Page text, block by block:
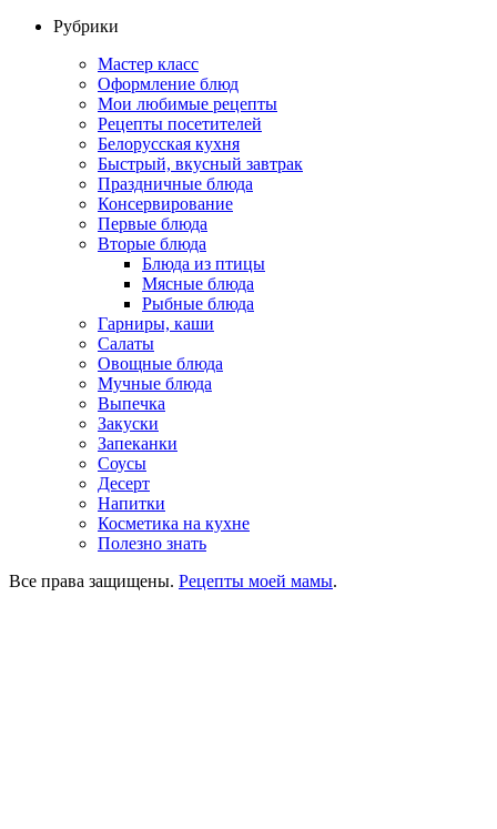
Рубрики
Мастер класс
Оформление блюд
Мои любимые рецепты
Рецепты посетителей
Белорусская кухня
Быстрый, вкусный завтрак
Праздничные блюда
Консервирование
Первые блюда
Вторые блюда
Блюда из птицы
Мясные блюда
Рыбные блюда
Гарниры, каши
Салаты
Овощные блюда
Мучные блюда
Выпечка
Закуски
Запеканки
Соусы
Десерт
Напитки
Косметика на кухне
Полезно знать
Все права защищены. Рецепты моей мамы.